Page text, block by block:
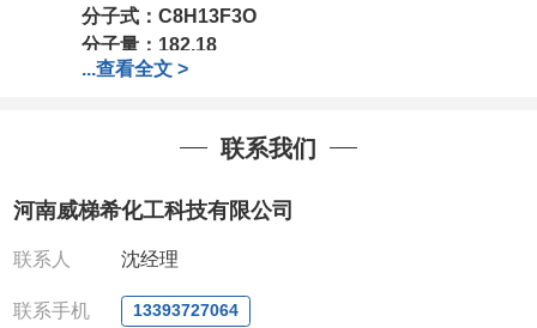
分子式： C8H13F3O
分子量： 182.18
包装：1Mg ; 5Mg;10Mg ;100Mg;250Mg ;500Mg
我司对高校及科研单位先发货和
作中有用到的试剂,欢迎前来询购
电话:0371-63377391/13393727064
QQ:3930072831
:13393727064
联系人: 沈晓东(欢迎致电
...查看全文 >
联系我们
河南威梯希化工科技有限公司
联系人 沈经理
联系手机 13393727064